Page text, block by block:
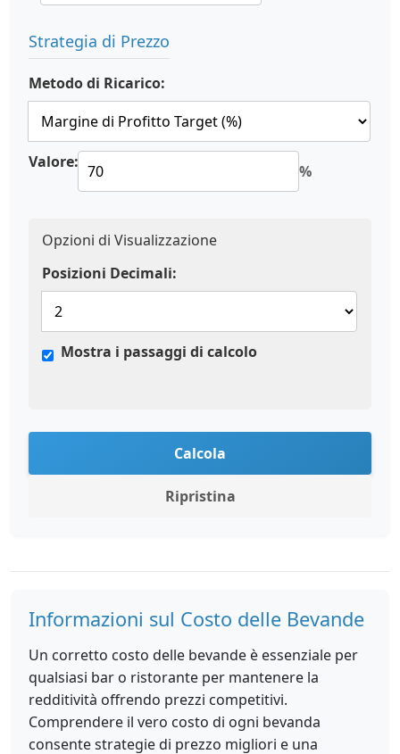
Strategia di Prezzo
Metodo di Ricarico:
Valore: %
Opzioni di Visualizzazione
Posizioni Decimali:
Mostra i passaggi di calcolo
Calcola
Ripristina
Informazioni sul Costo delle Bevande
Un corretto costo delle bevande è essenziale per
qualsiasi bar o ristorante per mantenere la
redditività offrendo prezzi competitivi.
Comprendere il vero costo di ogni bevanda
consente strategie di prezzo migliori e una